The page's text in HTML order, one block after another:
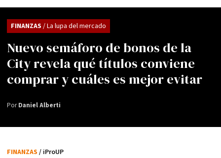
Nuevo semáforo de bonos de la
City revela qué títulos conviene
comprar y cuáles es mejor evitar
FINANZAS / La lupa del mercado
PorDaniel Alberti
FINANZAS / iProUP